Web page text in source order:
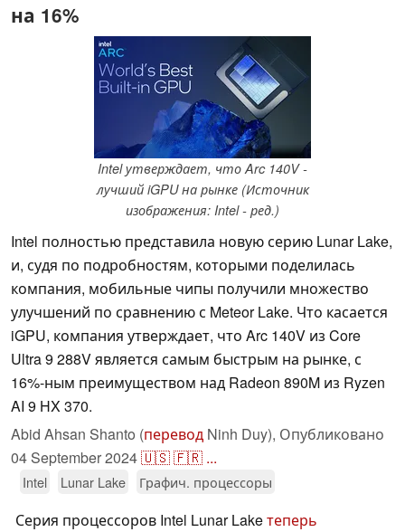
на 16%
Intel утверждает, что Arc 140V -
лучший iGPU на рынке (Источник
изображения: Intel - ред.)
Intel полностью представила новую серию Lunar Lake,
и, судя по подробностям, которыми поделилась
компания, мобильные чипы получили множество
улучшений по сравнению с Meteor Lake. Что касается
iGPU, компания утверждает, что Arc 140V из Core
Ultra 9 288V является самым быстрым на рынке, с
16%-ным преимуществом над Radeon 890M из Ryzen
AI 9 HX 370.
Abid Ahsan Shanto (перевод Ninh Duy), Опубликовано
04 September 2024🇺🇸🇫🇷 ...
Intel Lunar Lake Графич. процессоры
Серия процессоров Intel Lunar Lakeтеперь